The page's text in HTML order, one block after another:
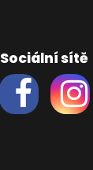
Sociální sítě